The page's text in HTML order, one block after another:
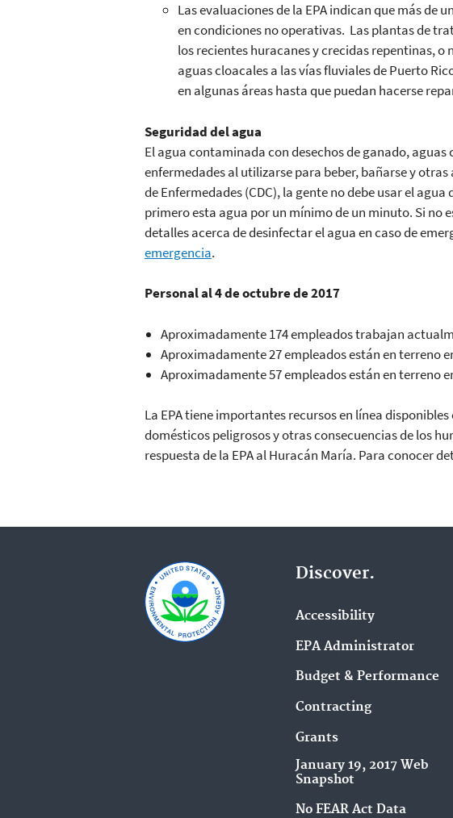
Las evaluaciones de la EPA indican que más de
en condiciones no operativas. Las plantas de
los recientes huracanes y crecidas repentinas,
aguas cloacales a las vías fluviales de Puerto
en algunas áreas hasta que puedan hacerse
Seguridad del agua
El agua contaminada con desechos de ganado,
enfermedades al utilizarse para beber, bañarse y
de Enfermedades (CDC), la gente no debe usar el
primero esta agua por un mínimo de un minuto. Si no
detalles acerca de desinfectar el agua en caso de
emergencia.
Personal al 4 de octubre de 2017
Aproximadamente 174 empleados trabajan
Aproximadamente 27 empleados están en terreno
Aproximadamente 57 empleados están en terreno
La EPA tiene importantes recursos en línea
domésticos peligrosos y otras consecuencias de los
respuesta de la EPA al Huracán María. Para conocer
Discover.
Accessibility
EPA Administrator
Budget & Performance
Contracting
Grants
January 19, 2017 Web
Snapshot
No FEAR Act Data